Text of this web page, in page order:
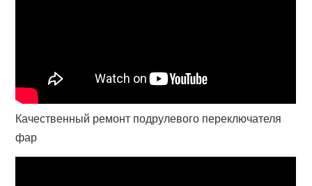
Качественный ремонт подрулевого переключателя
фар